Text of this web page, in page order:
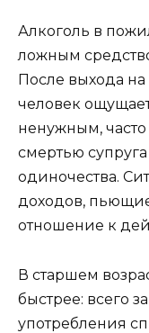
Алкоголь в
ложным
После выхода
человек
ненужным, часто
смертью
одиночества.
доходов,
отношение к
В старшем
быстрее: всего
употребления